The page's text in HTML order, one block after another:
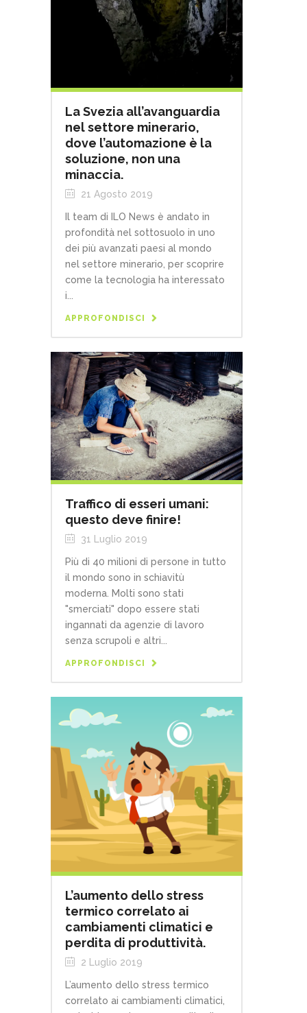
La Svezia all’avanguardia
nel settore minerario,
dove l’automazione è la
soluzione, non una
minaccia.
21 Agosto 2019
Il team di ILO News è andato in
profondità nel sottosuolo in uno
dei più avanzati paesi al mondo
nel settore minerario, per scoprire
come la tecnologia ha interessato
i...
APPROFONDISCI
Traffico di esseri umani:
questo deve finire!
31 Luglio 2019
Più di 40 milioni di persone in tutto
il mondo sono in schiavitù
moderna. Molti sono stati
"smerciati" dopo essere stati
ingannati da agenzie di lavoro
senza scrupoli e altri...
APPROFONDISCI
L’aumento dello stress
termico correlato ai
cambiamenti climatici e
perdita di produttività.
2 Luglio 2019
L’aumento dello stress termico
correlato ai cambiamenti climatici,